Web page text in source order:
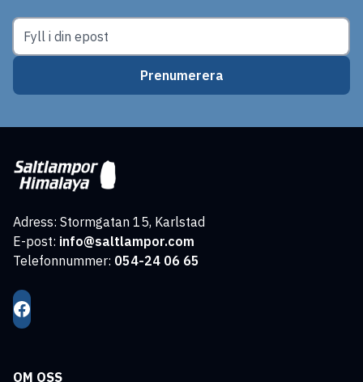
Prenumerera
Adress: Stormgatan 15, Karlstad
E-post: info@saltlampor.com
Telefonnummer: 054-24 06 65
OM OSS